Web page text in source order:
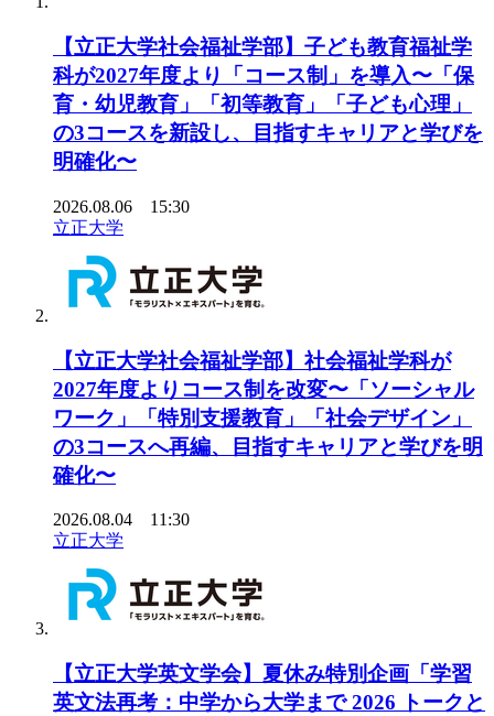
【立正大学社会福祉学部】子ども教育福祉学
科が2027年度より「コース制」を導入〜「保
育・幼児教育」「初等教育」「子ども心理」
の3コースを新設し、目指すキャリアと学びを
明確化〜
2026.08.06 15:30
立正大学
【立正大学社会福祉学部】社会福祉学科が
2027年度よりコース制を改変〜「ソーシャル
ワーク」「特別支援教育」「社会デザイン」
の3コースへ再編、目指すキャリアと学びを明
確化〜
2026.08.04 11:30
立正大学
【立正大学英文学会】夏休み特別企画「学習
英文法再考：中学から大学まで 2026 トークと